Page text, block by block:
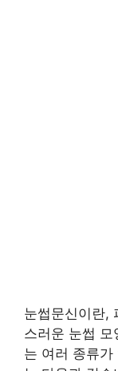
눈썹문신이란,
스러운 눈썹 모
는 여러 종류가